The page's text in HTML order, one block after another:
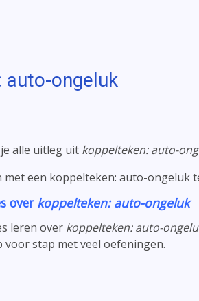
auto-ongeluk
alle uitleg uit koppelteken: auto-
met een koppelteken: auto-ongeluk
over koppelteken: auto-ongeluk
leren over koppelteken: auto-
voor stap met veel oefeningen.